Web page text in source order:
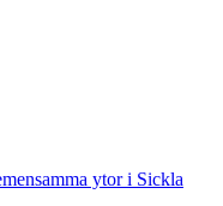
ytor i Sickla